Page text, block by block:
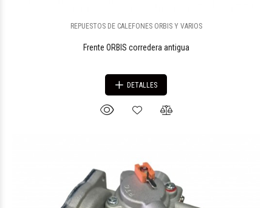
REPUESTOS DE CALEFONES ORBIS Y VARIOS
Frente ORBIS corredera antigua
DETALLES